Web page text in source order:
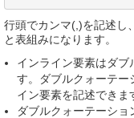
行頭でカンマ(,)を記述し
と表組みになります。
インライン要素はダブ
す。ダブルクォーテー
イン要素を記述できま
ダブルクォーテーシ